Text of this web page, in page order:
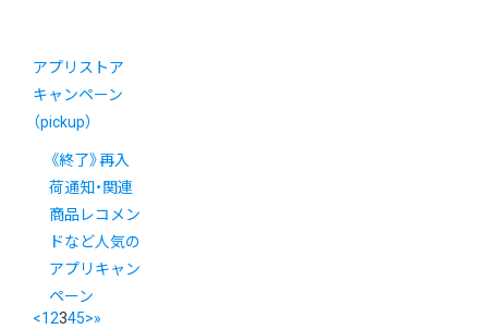
アプリストア
キャンペーン
（pickup）
《終了》再入
荷通知・関連
商品レコメン
ドなど人気の
アプリキャン
ペーン
<12345>»